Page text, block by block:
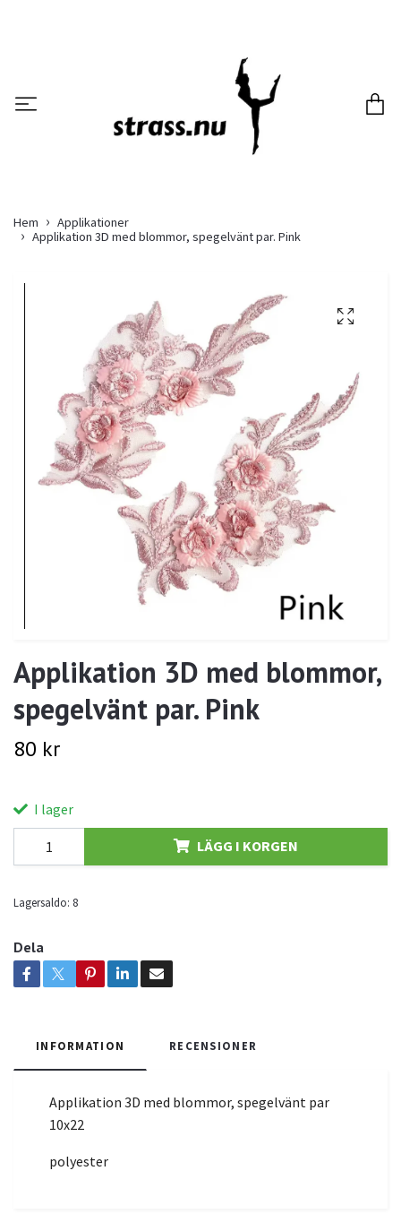
Hem
Applikationer
Applikation 3D med blommor, spegelvänt par. Pink
Applikation 3D med blommor,
spegelvänt par. Pink
80 kr
I lager
LÄGG I KORGEN
Lagersaldo: 8
Dela
INFORMATION RECENSIONER
Applikation 3D med blommor, spegelvänt par
10x22
polyester